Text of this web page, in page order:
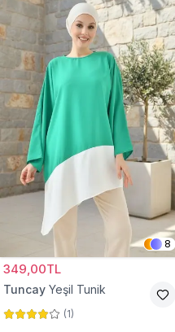
8
349,00TL
Tuncay Yeşil Tunik
(1)